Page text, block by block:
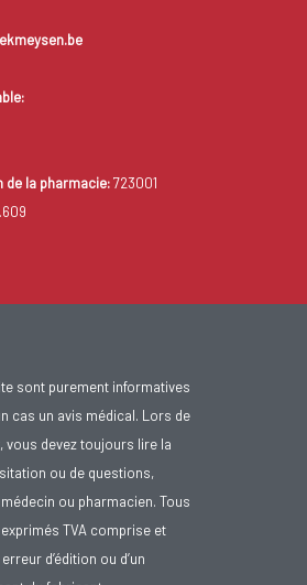
de la pharmacie:723001
sont purement informatives
cas un avis médical. Lors de
vous devez toujours lire la
ou de questions,
ou pharmacien. Tous
TVA comprise et
d’édition ou d’un